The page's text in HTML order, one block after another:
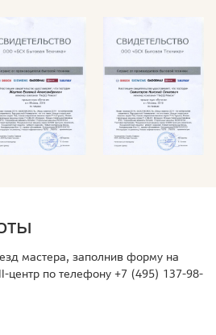
мастера, заполнив форму на
центр по телефону +7 (495) 137-98-